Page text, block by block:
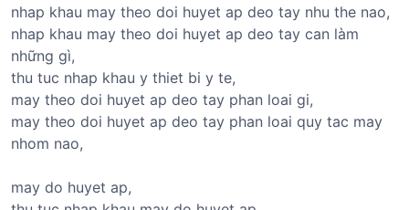
nhap khau may theo doi huyet ap deo tay nhu the nao,
nhap khau may theo doi huyet ap deo tay can làm
những gì,
thu tuc nhap khau y thiet bi y te,
may theo doi huyet ap deo tay phan loai gi,
may theo doi huyet ap deo tay phan loai quy tac may
nhom nao,
may do huyet ap,